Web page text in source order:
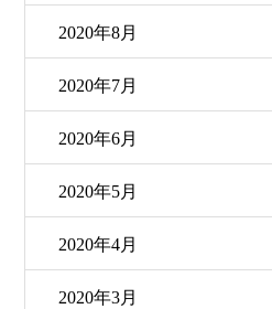
2020年8月
2020年7月
2020年6月
2020年5月
2020年4月
2020年3月